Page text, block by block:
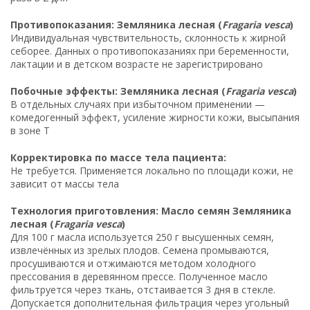
Противопоказания: Земляника лесная (Fragaria vesca)
Индивидуальная чувствительность, склонность к жирной
себорее. Данных о противопоказаниях при беременности,
лактации и в детском возрасте не зарегистрировано
Побочные эффекты: Земляника лесная (Fragaria vesca)
В отдельных случаях при избыточном применении —
комедогенный эффект, усиление жирности кожи, высыпания
в зоне Т
Корректировка по массе тела пациента:
Не требуется. Применяется локально по площади кожи, не
зависит от массы тела
Технология приготовления: Масло семян Земляника
лесная (Fragaria vesca)
Для 100 г масла используется 250 г высушенных семян,
извлечённых из зрелых плодов. Семена промываются,
просушиваются и отжимаются методом холодного
прессования в деревянном прессе. Полученное масло
фильтруется через ткань, отстаивается 3 дня в стекле.
Допускается дополнительная фильтрация через угольный